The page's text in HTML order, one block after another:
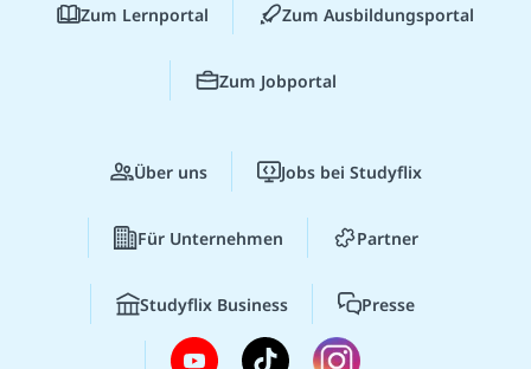
Zum Lernportal Zum Ausbildungsportal
Zum Jobportal
Über uns Jobs bei Studyflix
Für Unternehmen Partner
Studyflix Business Presse